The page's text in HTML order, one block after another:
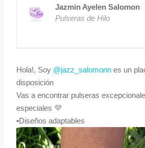
Jazmin Ayelen Salomon
Pulseras de Hilo
Hola!, Soy @jazz_salomonn es un
disposición
Vas a encontrar pulseras
especiales 💜
•Diseños adaptables